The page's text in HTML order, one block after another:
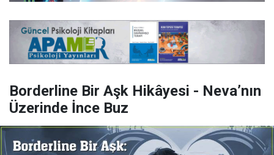
Borderline Bir Aşk Hikâyesi - Neva’nın
Üzerinde İnce Buz